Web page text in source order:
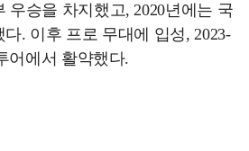
우승을 차지했고, 2020년에는 국
. 이후 프로 무대에 입성, 2023-
어에서 활약했다.